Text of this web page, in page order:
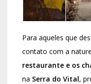
Para aqueles que
contato com a
restaurante e os
na Serra do Vital,